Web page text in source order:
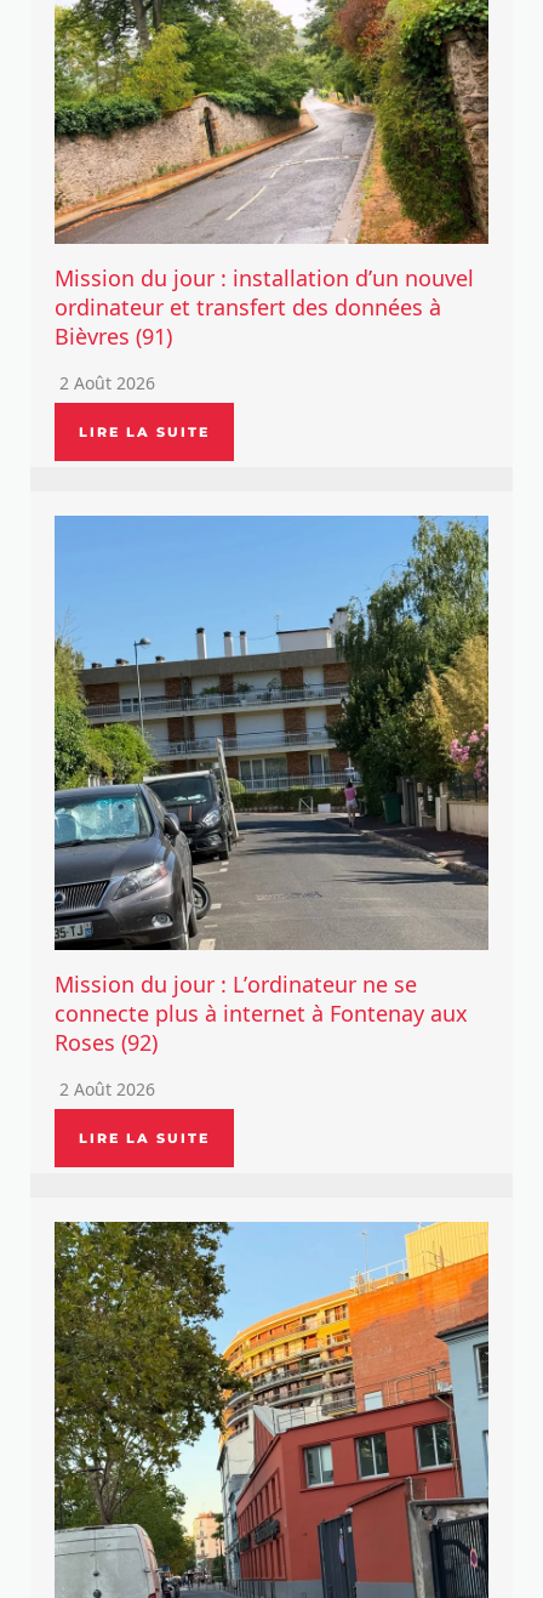
Mission du jour : installation d’un nouvel
ordinateur et transfert des données à
Bièvres (91)
2 Août 2026
LIRE LA SUITE
Mission du jour : L’ordinateur ne se
connecte plus à internet à Fontenay aux
Roses (92)
2 Août 2026
LIRE LA SUITE